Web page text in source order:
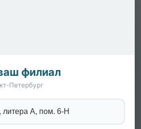
филиал
Петербург
литера А, пом. 6-Н
а выстраивают стратегию
над состоянием пациента.
одним из приоритетных
центра, где каждый случай
неврологии, доказательной медицины